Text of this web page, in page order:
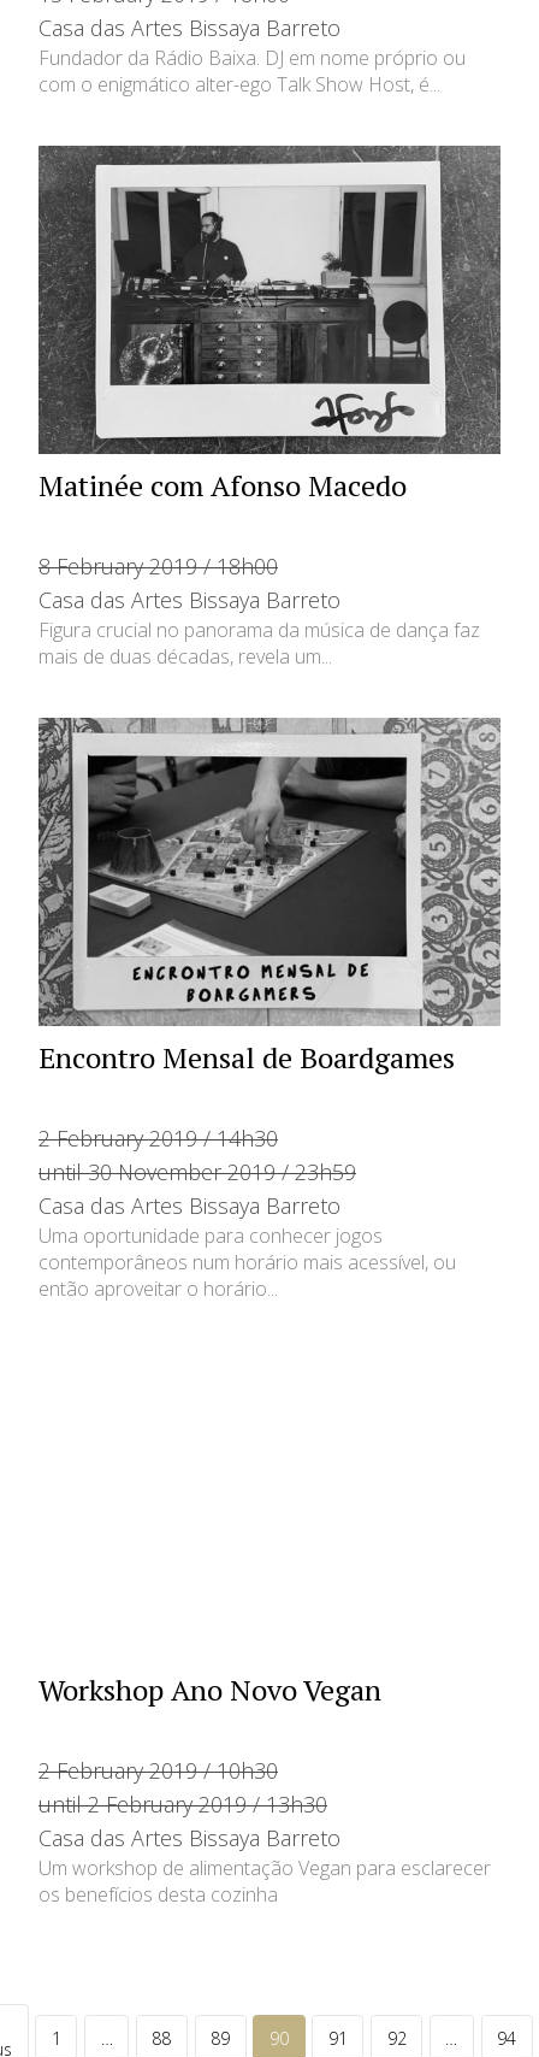
Casa das Artes Bissaya Barreto
Fundador da Rádio Baixa. DJ em nome próprio ou
com o enigmático alter-ego Talk Show Host, é...
Matinée com Afonso Macedo
8 February 2019 / 18h00
Casa das Artes Bissaya Barreto
Figura crucial no panorama da música de dança faz
mais de duas décadas, revela um...
Encontro Mensal de Boardgames
2 February 2019 / 14h30
until 30 November 2019 / 23h59
Casa das Artes Bissaya Barreto
Uma oportunidade para conhecer jogos
contemporâneos num horário mais acessível, ou
então aproveitar o horário...
Workshop Ano Novo Vegan
2 February 2019 / 10h30
until 2 February 2019 / 13h30
Casa das Artes Bissaya Barreto
Um workshop de alimentação Vegan para esclarecer
os benefícios desta cozinha
1 88 89 90 91 92 94